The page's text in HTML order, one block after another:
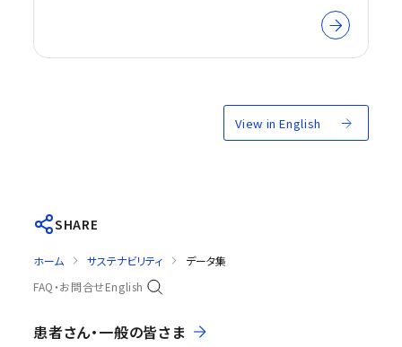
View in English
SHARE
ホーム サステナビリティ
データ集
FAQ・お問合せEnglish
患者さん・一般の皆さま